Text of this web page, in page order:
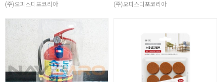
(주)오피스디포코리아 (주)오피스디포코리아